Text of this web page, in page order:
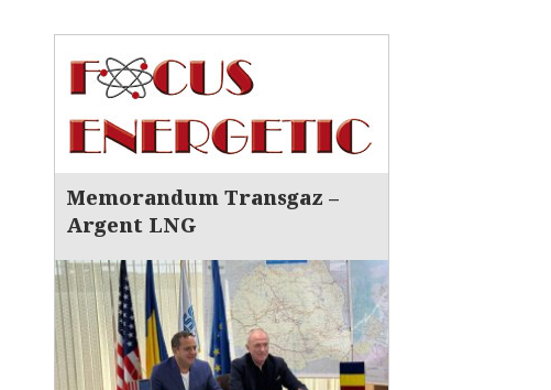
Memorandum Transgaz –
Argent LNG